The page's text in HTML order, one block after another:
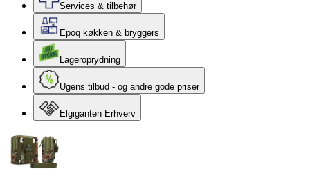
Services & tilbehør
Epoq køkken & bryggers
Lageroprydning
Ugens tilbud - og andre gode priser
Elgiganten Erhverv